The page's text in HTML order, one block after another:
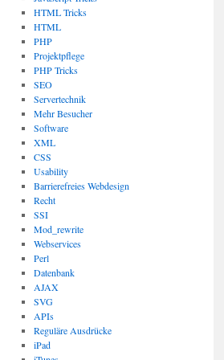
HTML Tricks
HTML
PHP
Projektpflege
PHP Tricks
SEO
Servertechnik
Mehr Besucher
Software
XML
CSS
Usability
Barrierefreies Webdesign
Recht
SSI
Mod_rewrite
Webservices
Perl
Datenbank
AJAX
SVG
APIs
Reguläre Ausdrücke
iPad